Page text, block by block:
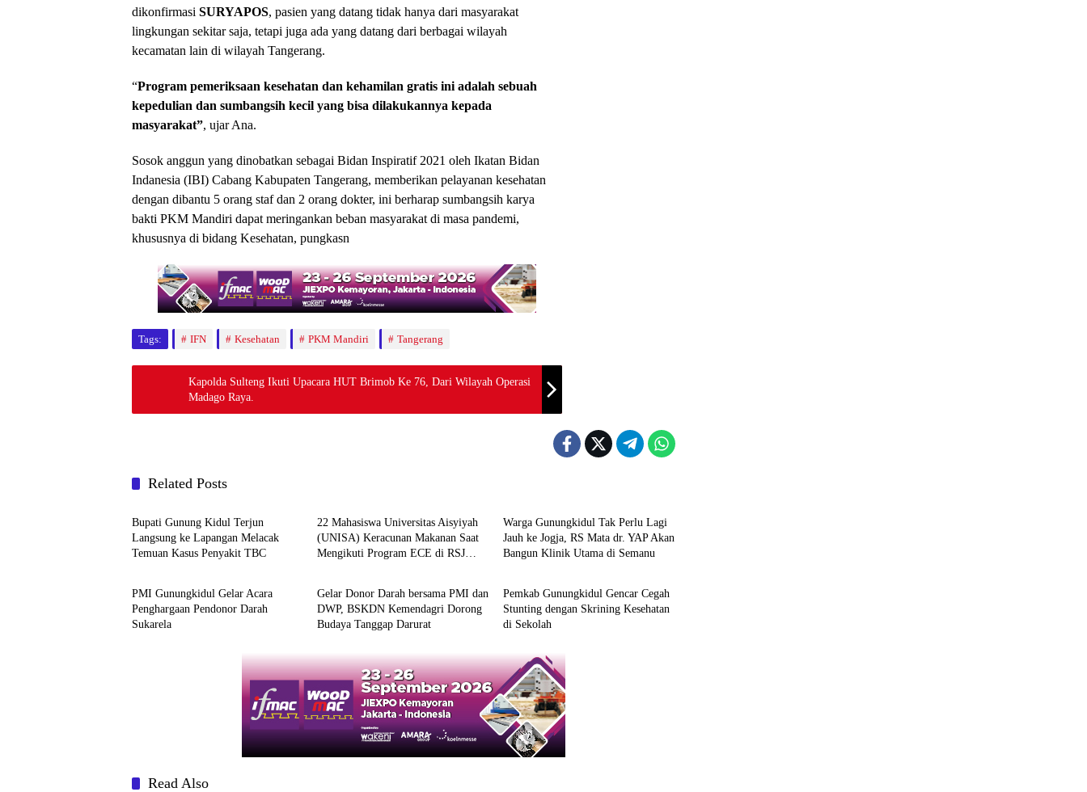
dikonfirmasi SURYAPOS, pasien yang datang tidak hanya dari masyarakat
lingkungan sekitar saja, tetapi juga ada yang datang dari berbagai wilayah
kecamatan lain di wilayah Tangerang.
“Program pemeriksaan kesehatan dan kehamilan gratis ini adalah sebuah
kepedulian dan sumbangsih kecil yang bisa dilakukannya kepada
masyarakat”, ujar Ana.
Sosok anggun yang dinobatkan sebagai Bidan Inspiratif 2021 oleh Ikatan Bidan
Indanesia (IBI) Cabang Kabupaten Tangerang, memberikan pelayanan kesehatan
dengan dibantu 5 orang staf dan 2 orang dokter, ini berharap sumbangsih karya
bakti PKM Mandiri dapat meringankan beban masyarakat di masa pandemi,
khususnya di bidang Kesehatan, pungkasn
Tags: IFN Kesehatan PKM Mandiri Tangerang
Kapolda Sulteng Ikuti Upacara HUT Brimob Ke 76, Dari Wilayah Operasi
Madago Raya.
Related Posts
Berita
Bupati Gunung Kidul Terjun
Langsung ke Lapangan Melacak
Temuan Kasus Penyakit TBC
22 Mahasiswa Universitas Aisyiyah
(UNISA) Keracunan Makanan Saat
Mengikuti Program ECE di RSJ
Warga Gunungkidul Tak Perlu Lagi
Jauh ke Jogja, RS Mata dr. YAP Akan
Bangun Klinik Utama di Semanu
PMI Gunungkidul Gelar Acara
Penghargaan Pendonor Darah
Sukarela
Kesehatan
Gelar Donor Darah bersama PMI dan
DWP, BSKDN Kemendagri Dorong
Budaya Tanggap Darurat
Kesehatan
Pemkab Gunungkidul Gencar Cegah
Stunting dengan Skrining Kesehatan
di Sekolah
Read Also